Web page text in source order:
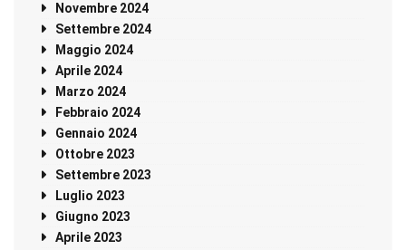
Novembre 2024
Settembre 2024
Maggio 2024
Aprile 2024
Marzo 2024
Febbraio 2024
Gennaio 2024
Ottobre 2023
Settembre 2023
Luglio 2023
Giugno 2023
Aprile 2023